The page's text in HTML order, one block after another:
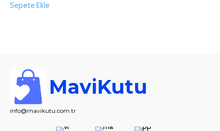
Sepete Ekle
MaviKutu
info@mavikutu.com.tr